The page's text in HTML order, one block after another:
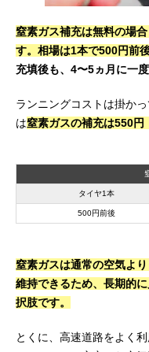
窒素ガス補充は無料の場
す。相場は1本で500円前
充填後も、4〜5ヵ月に一
ランニングコストは掛か
は窒素ガスの補充は550円
タイヤ1本
500円前後
窒素ガスは通常の空気よ
維持できるため、長期的
択肢です。
とくに、高速道路をよく